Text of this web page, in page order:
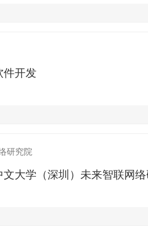
件开发
研究院
文大学（深圳）未来智联网